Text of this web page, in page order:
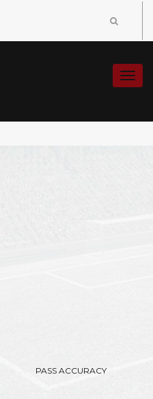
PASS ACCURACY